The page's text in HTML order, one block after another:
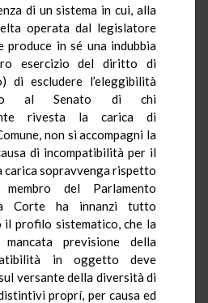
di un sistema in cui, alla
operata dal legislatore
produce in sé una indubbia
esercizio del diritto di
di escludere l’eleggibilità
o al Senato di chi
rivesta la carica di
non si accompagni la
di incompatibilità per il
carica sopravvenga rispetto
del Parlamento
Corte ha innanzi tutto
profilo sistematico, che la
previsione della
in oggetto deve
versante della diversità di
proprí, per causa ed